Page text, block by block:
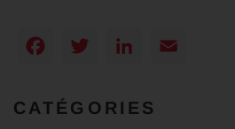
Facebook
TwitterLinkedIn
CATÉGORIES